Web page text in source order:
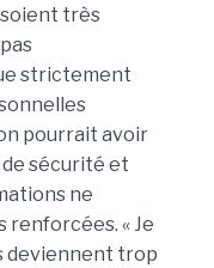
très
strictement
pourrait avoir
sécurité et
ne
« Je
deviennent trop